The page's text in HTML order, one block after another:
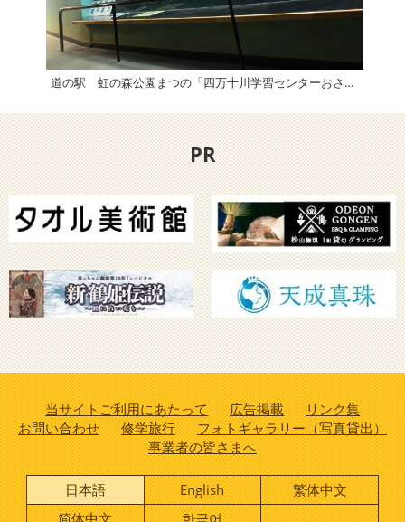
道の駅 虹の森公園まつの「四万十川学習センターおさかな館」
PR
当サイトご利用にあたって 広告掲載
リンク集
お問い合わせ
修学旅行
フォトギャラリー（写真貸出）
事業者の皆さまへ
日本語 English
繁体中文
简体中文
한국어